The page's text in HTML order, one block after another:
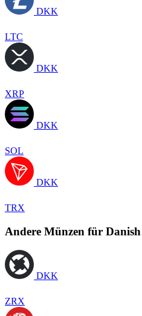
DKK
LTC
DKK
XRP
DKK
SOL
DKK
TRX
Andere Münzen für
DKK
ZRX